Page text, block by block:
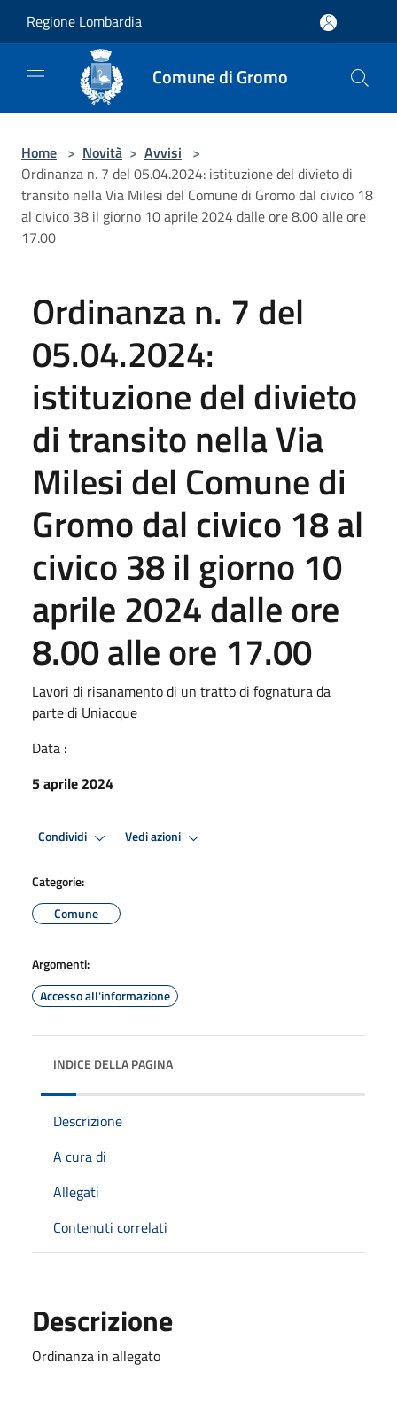
Regione Lombardia
Comune di Gromo
Home > Novità > Avvisi >
Ordinanza n. 7 del 05.04.2024: istituzione del divieto di
transito nella Via Milesi del Comune di Gromo dal civico 18
al civico 38 il giorno 10 aprile 2024 dalle ore 8.00 alle ore
17.00
Ordinanza n. 7 del
05.04.2024:
istituzione del divieto
di transito nella Via
Milesi del Comune di
Gromo dal civico 18 al
civico 38 il giorno 10
aprile 2024 dalle ore
8.00 alle ore 17.00
Lavori di risanamento di un tratto di fognatura da
parte di Uniacque
Data :
5 aprile 2024
Condividi Vedi azioni
Categorie:
Comune
Argomenti:
Accesso all'informazione
INDICE DELLA PAGINA
Descrizione
A cura di
Allegati
Contenuti correlati
Descrizione
Ordinanza in allegato